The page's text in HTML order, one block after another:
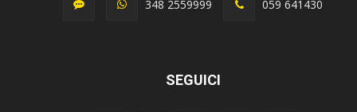
348 2559999 059 641430
SEGUICI